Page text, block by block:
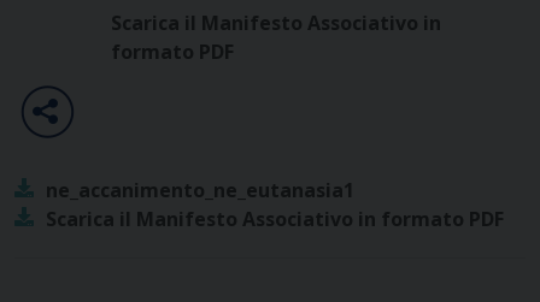
Scarica il Manifesto Associativo in
formato PDF
ne_accanimento_ne_eutanasia1
Scarica il Manifesto Associativo in formato PDF